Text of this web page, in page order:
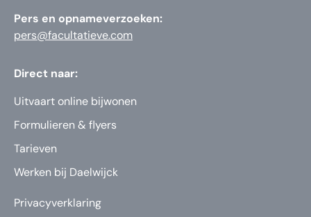
Pers en opnameverzoeken:
pers@facultatieve.com
Direct naar:
Uitvaart online bijwonen
Formulieren & flyers
Tarieven
Werken bij Daelwijck
Privacyverklaring